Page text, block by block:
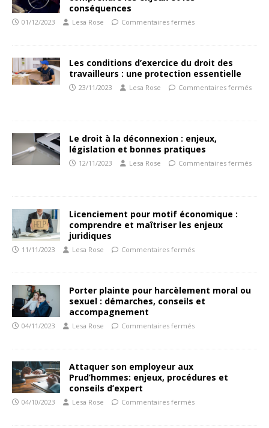
conséquences
01/12/2023 Lesa Rose Commentaires fermés
Les conditions d’exercice du droit des
travailleurs : une protection essentielle
23/11/2023 Lesa Rose Commentaires fermés
Le droit à la déconnexion : enjeux,
législation et bonnes pratiques
12/11/2023 Lesa Rose Commentaires fermés
Licenciement pour motif économique :
comprendre et maîtriser les enjeux
juridiques
11/11/2023 Lesa Rose Commentaires fermés
Porter plainte pour harcèlement moral ou
sexuel : démarches, conseils et
accompagnement
04/11/2023 Lesa Rose Commentaires fermés
Attaquer son employeur aux
Prud’hommes: enjeux, procédures et
conseils d’expert
04/10/2023 Lesa Rose Commentaires fermés